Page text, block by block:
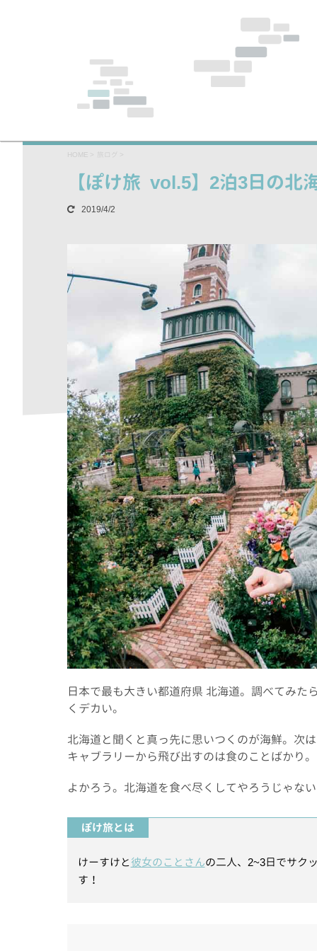
HOME
【ぽけ旅 vol.5】2泊3日の北
2019/4/2
日本で最も大きい都道府県 北海道。調べてみ
くデカい。
北海道と聞くと真っ先に思いつくのが海鮮。次
キャブラリーから飛び出すのは食のことばかり。
よかろう。北海道を食べ尽くしてやろうじゃな
ぽけ旅とは
けーすけと彼女のことさんの二人、2~3日でサク
す！